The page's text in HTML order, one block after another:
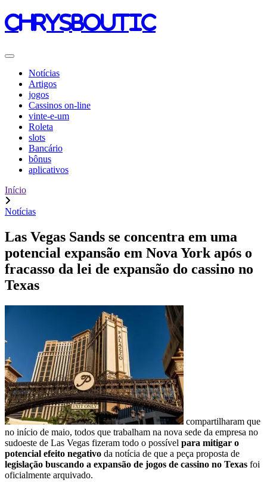
chrysboutic
Notícias
Artigos
jogos
Cassinos on-line
vinte-e-um
Roleta
slots
Bancário
bônus
aplicativos
Início
Notícias
Las Vegas Sands se concentra em uma
potencial expansão em Nova York após o
fracasso da lei de expansão do cassino no
Texas
compartilharam que
no início de maio, todos que trabalham na nova sede da empresa no
sudoeste de Las Vegas fizeram todo o possível para mitigar o
potencial efeito negativo da notícia de que a peça proposta de
legislação buscando a expansão de jogos de cassino no Texas foi
oficialmente arquivado.